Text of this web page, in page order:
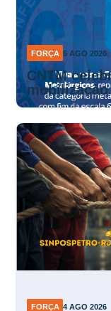
FORÇA 5 AGO 2026
CNTM
FORÇA 4 AGO 2026